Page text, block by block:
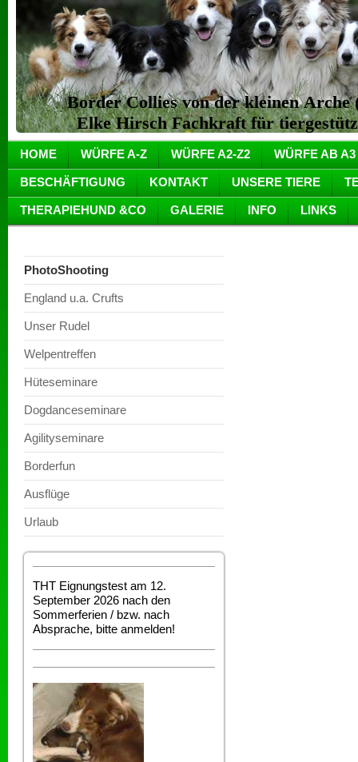
Border Collies von der kleinen
Elke Hirsch Fachkraft für
HOME WÜRFE A-Z WÜRFE A2-Z2 WÜRFE AB A3
BESCHÄFTIGUNG KONTAKT UNSERE TIERE
THERAPIEHUND &CO GALERIE INFO LINKS
PhotoShooting
England u.a. Crufts
Unser Rudel
Welpentreffen
Hüteseminare
Dogdanceseminare
Agilityseminare
Borderfun
Ausflüge
Urlaub
THT Eignungstest am 12.
September 2026 nach den
Sommerferien / bzw. nach
Absprache, bitte anmelden!